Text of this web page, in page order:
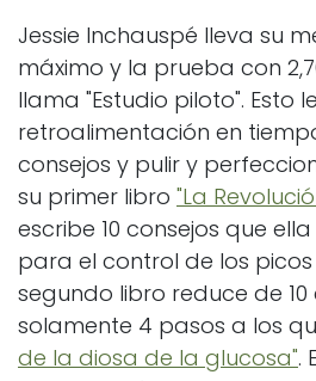
Jessie Inchauspé lleva su
máximo y la prueba con
llama "Estudio piloto". Esto
retroalimentación en
consejos y pulir y
su primer libro "La
escribe 10 consejos que
para el control de los picos
segundo libro reduce de 10
solamente 4 pasos a los
de la diosa de la glucosa".